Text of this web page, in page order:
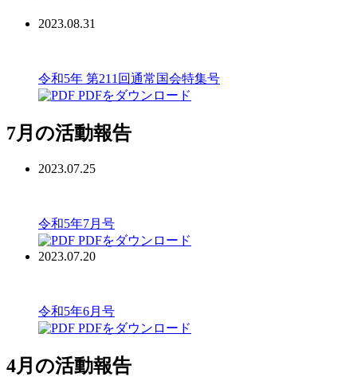
2023.08.31
令和5年 第211回通常国会特集号
PDFをダウンロード
7月の活動報告
2023.07.25
令和5年7月号
PDFをダウンロード
2023.07.20
令和5年6月号
PDFをダウンロード
4月の活動報告